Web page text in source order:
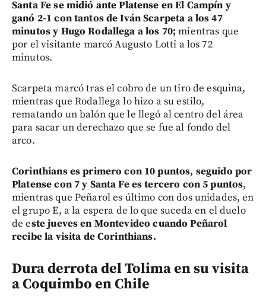
Santa Fe se midió ante Platense en El Campín y
ganó 2-1 con tantos de Iván Scarpeta a los 47
minutos y Hugo Rodallega a los 70; mientras que
por el visitante marcó Augusto Lotti a los 72
minutos.
Scarpeta marcó tras el cobro de un tiro de esquina,
mientras que Rodallega lo hizo a su estilo,
rematando un balón que le llegó al centro del área
para sacar un derechazo que se fue al fondo del
arco.
Corinthians es primero con 10 puntos, seguido por
Platense con 7 y Santa Fe es tercero con 5 puntos,
mientras que Peñarol es último con dos unidades, en
el grupo E, a la espera de lo que suceda en el duelo
de este jueves en Montevideo cuando Peñarol
recibe la visita de Corinthians.
Dura derrota del Tolima en su visita
a Coquimbo en Chile